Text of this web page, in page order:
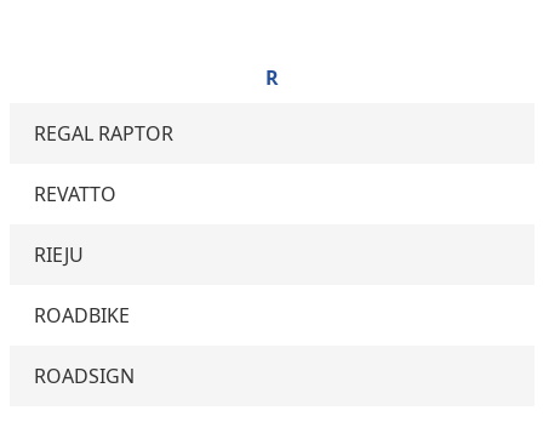
R
REGAL RAPTOR
REVATTO
RIEJU
ROADBIKE
ROADSIGN